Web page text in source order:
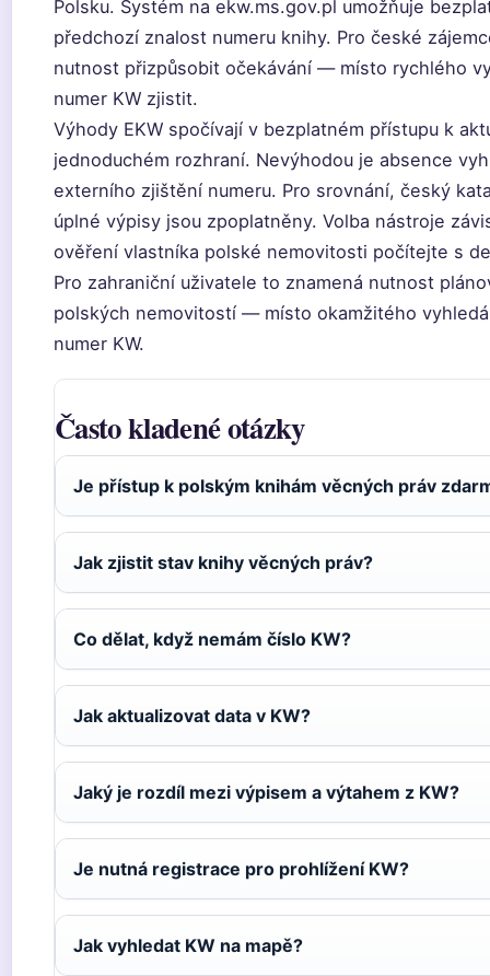
Polsku. Systém na ekw.ms.gov.pl umožňuje
předchozí znalost numeru knihy. Pro české
nutnost přizpůsobit očekávání — místo rychlého
numer KW zjistit.
Výhody EKW spočívají v bezplatném přístupu k
jednoduchém rozhraní. Nevýhodou je absence
externího zjištění numeru. Pro srovnání, český
úplné výpisy jsou zpoplatněny. Volba nástroje
ověření vlastníka polské nemovitosti počítejte s
Pro zahraniční uživatele to znamená nutnost
polských nemovitostí — místo okamžitého
numer KW.
Často kladené otázky
Je přístup k polským knihám věcných práv
Jak zjistit stav knihy věcných práv?
Co dělat, když nemám číslo KW?
Jak aktualizovat data v KW?
Jaký je rozdíl mezi výpisem a výtahem z KW?
Je nutná registrace pro prohlížení KW?
Jak vyhledat KW na mapě?